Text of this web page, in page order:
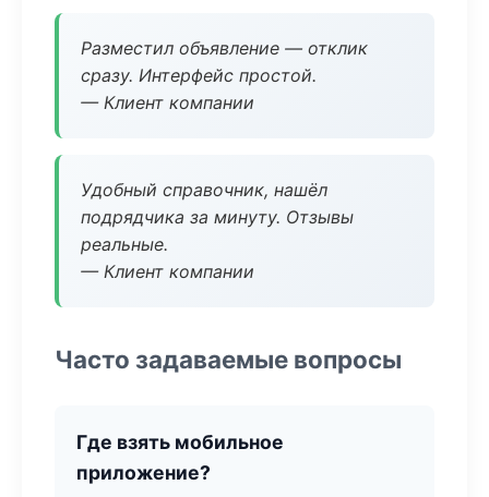
Разместил объявление — отклик
сразу. Интерфейс простой.
— Клиент компании
Удобный справочник, нашёл
подрядчика за минуту. Отзывы
реальные.
— Клиент компании
Часто задаваемые вопросы
Где взять мобильное
приложение?